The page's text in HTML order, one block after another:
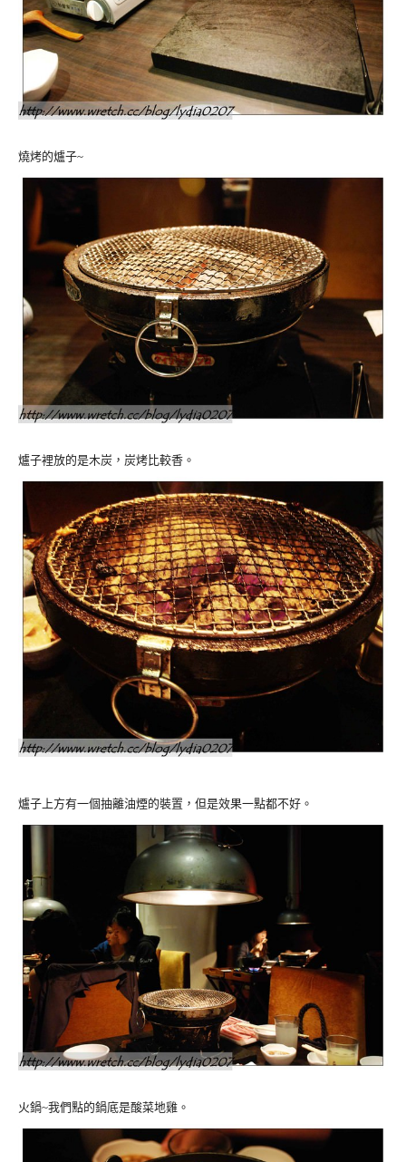
燒烤的爐子~
爐子裡放的是木炭，炭烤比較香。
爐子上方有一個抽離油煙的裝置，但是效果一點都不好。
火鍋~我們點的鍋底是酸菜地雞。